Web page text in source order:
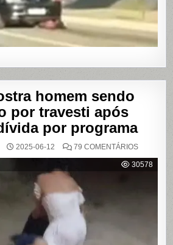
SHOWS
SÃO
PAULO
homem sendo
por travesti após
por programa
2025-06-12 79 COMENTÁRIOSEM
MOSTRA
HOMEM
30578